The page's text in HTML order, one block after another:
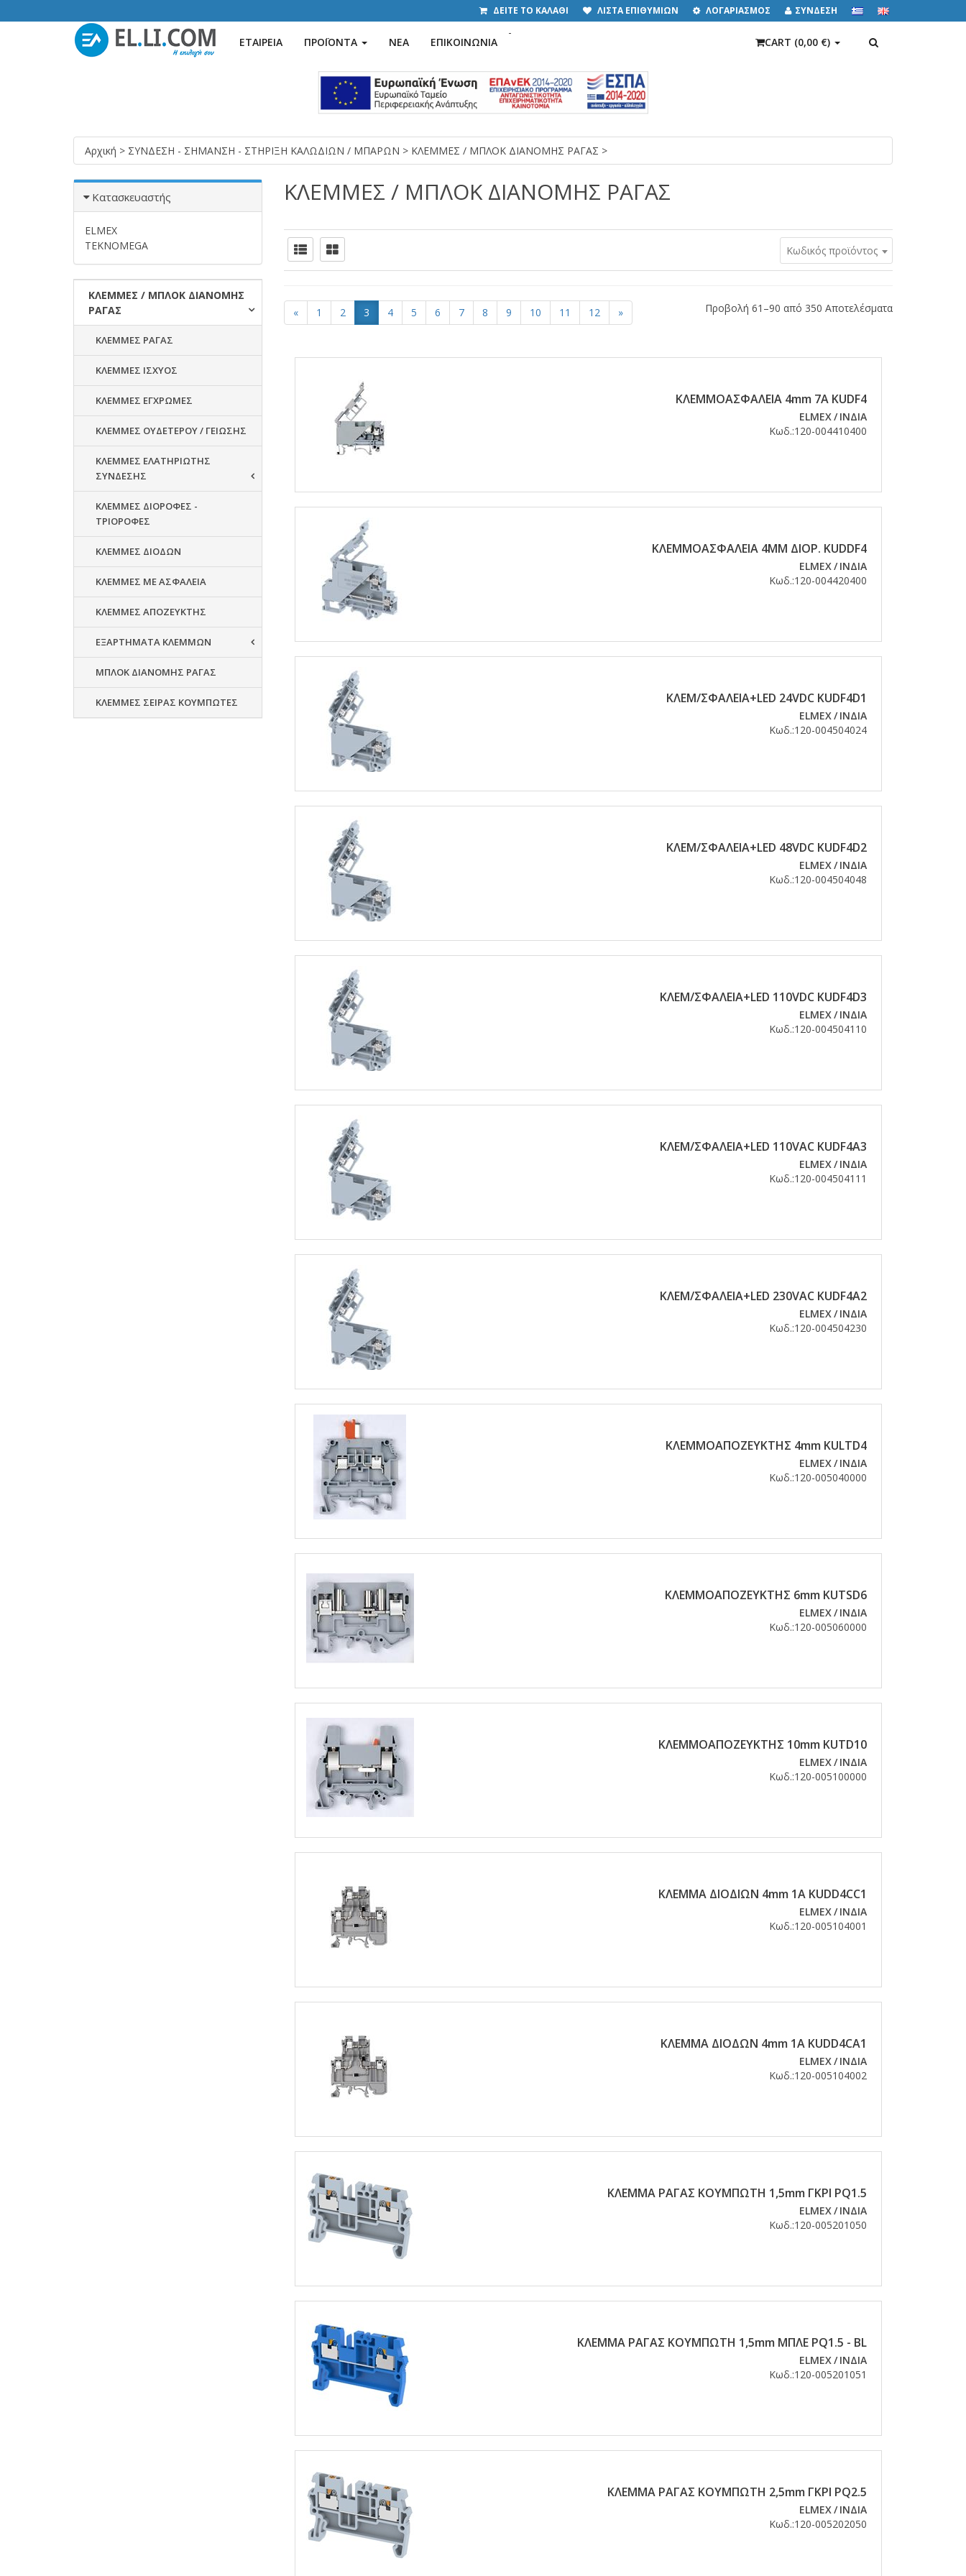
ΔΕΙΤΕ ΤΟ ΚΑΛΑΘΙ ΛΙΣΤΑ ΕΠΙΘΥΜΙΩΝ ΛΟΓΑΡΙΑΣΜΟΣ ΣΥΝΔΕΣΗ
ΕΤΑΙΡΕΙΑ ΠΡΟΪΟΝΤΑ ΝΕΑ ΕΠΙΚΟΙΝΩΝΙΑ
-
CART (0,00 €)
Αρχική > ΣΥΝΔΕΣΗ - ΣΗΜΑΝΣΗ - ΣΤΗΡΙΞΗ ΚΑΛΩΔΙΩΝ / ΜΠΑΡΩΝ > ΚΛΕΜΜΕΣ / ΜΠΛΟΚ ΔΙΑΝΟΜΗΣ ΡΑΓΑΣ >
Κατασκευαστής
ELMEX
TEKNOMEGA
ΚΛΕΜΜΕΣ / ΜΠΛΟΚ ΔΙΑΝΟΜΗΣ
ΡΑΓΑΣ
ΚΛΕΜΜΕΣ ΡΑΓΑΣ
ΚΛΕΜΜΕΣ ΙΣΧΥΟΣ
ΚΛΕΜΜΕΣ ΕΓΧΡΩΜΕΣ
ΚΛΕΜΜΕΣ ΟΥΔΕΤΕΡΟΥ / ΓΕΙΩΣΗΣ
ΚΛΕΜΜΕΣ ΕΛΑΤΗΡΙΩΤΗΣ
ΣΥΝΔΕΣΗΣ
ΚΛΕΜΜΕΣ ΔΙΟΡΟΦΕΣ -
ΤΡΙΟΡΟΦΕΣ
ΚΛΕΜΜΕΣ ΔΙΟΔΩΝ
ΚΛΕΜΜΕΣ ΜΕ ΑΣΦΑΛΕΙΑ
ΚΛΕΜΜΕΣ ΑΠΟΖΕΥΚΤΗΣ
ΕΞΑΡΤΗΜΑΤΑ ΚΛΕΜΜΩΝ
ΜΠΛΟΚ ΔΙΑΝΟΜΗΣ ΡΑΓΑΣ
ΚΛΕΜΜΕΣ ΣΕΙΡΑΣ ΚΟΥΜΠΩΤΕΣ
ΚΛΕΜΜΕΣ / ΜΠΛΟΚ ΔΙΑΝΟΜΗΣ ΡΑΓΑΣ
Κωδικός προϊόντος
« 1 2 3 4 5 6 7 8 9 10 11 12 » Προβολή 61–90 από 350 Αποτελέσματα
ΚΛΕΜΜΟΑΣΦΑΛΕΙΑ 4mm 7Α KUDF4
ELMEX/ ΙΝΔΙΑ
Κωδ.:120-004410400
ΚΛΕΜΜΟΑΣΦΑΛΕΙΑ 4ΜΜ ΔΙΟΡ. KUDDF4
ELMEX/ ΙΝΔΙΑ
Κωδ.:120-004420400
KΛEM/ΣΦAΛEIA+LED 24VDC KUDF4D1
ELMEX/ ΙΝΔΙΑ
Κωδ.:120-004504024
KΛEM/ΣΦAΛEIA+LED 48VDC KUDF4D2
ELMEX/ ΙΝΔΙΑ
Κωδ.:120-004504048
KΛEM/ΣΦAΛEIA+LED 110VDC KUDF4D3
ELMEX/ ΙΝΔΙΑ
Κωδ.:120-004504110
KΛEM/ΣΦAΛEIA+LED 110VAC KUDF4A3
ELMEX/ ΙΝΔΙΑ
Κωδ.:120-004504111
KΛEM/ΣΦAΛEIA+LED 230VAC KUDF4A2
ELMEX/ ΙΝΔΙΑ
Κωδ.:120-004504230
ΚΛΕΜΜΟΑΠΟΖΕΥΚΤΗΣ 4mm KULTD4
ELMEX/ ΙΝΔΙΑ
Κωδ.:120-005040000
ΚΛΕΜΜΟΑΠΟΖΕΥΚΤΗΣ 6mm KUTSD6
ELMEX/ ΙΝΔΙΑ
Κωδ.:120-005060000
ΚΛΕΜΜΟΑΠΟΖΕΥΚΤΗΣ 10mm KUTD10
ELMEX/ ΙΝΔΙΑ
Κωδ.:120-005100000
ΚΛΕΜΜΑ ΔΙΟΔΙΩΝ 4mm 1Α KUDD4CC1
ELMEX/ ΙΝΔΙΑ
Κωδ.:120-005104001
ΚΛΕΜΜΑ ΔΙΟΔΩΝ 4mm 1Α KUDD4CA1
ELMEX/ ΙΝΔΙΑ
Κωδ.:120-005104002
ΚΛΕΜΜΑ ΡΑΓΑΣ ΚΟΥΜΠΩΤΗ 1,5mm ΓΚΡΙ PQ1.5
ELMEX/ ΙΝΔΙΑ
Κωδ.:120-005201050
ΚΛΕΜΜΑ ΡΑΓΑΣ ΚΟΥΜΠΩΤΗ 1,5mm ΜΠΛΕ PQ1.5 - BL
ELMEX/ ΙΝΔΙΑ
Κωδ.:120-005201051
ΚΛΕΜΜΑ ΡΑΓΑΣ ΚΟΥΜΠΩΤΗ 2,5mm ΓΚΡΙ PQ2.5
ELMEX/ ΙΝΔΙΑ
Κωδ.:120-005202050